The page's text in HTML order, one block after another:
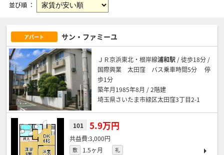
並び順 ：
アパート サン・ファミーユ
ＪＲ京浜東北・根岸線浦和駅 / 徒歩18分 /
国際興業 太田窪 バス乗車時間5分 停
歩1分
築年月1985年8月 / 2階建
埼玉県さいたま市緑区太田窪3丁目2-1
101 5.9万円
3,000円
敷 1.5ヶ月 礼